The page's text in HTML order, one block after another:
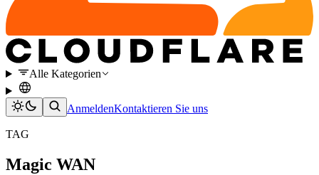
Alle Kategorien
AnmeldenKontaktieren Sie uns
TAG
Magic WAN